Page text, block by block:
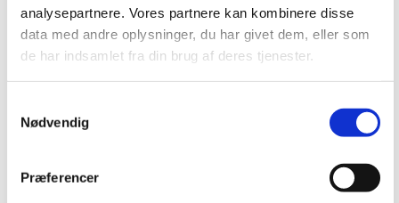
analysepartnere. Vores partnere kan kombinere disse
data med andre oplysninger, du har givet dem, eller som
de har indsamlet fra din brug af deres tjenester.
Nødvendig
Præferencer
Folke- & efterskoler